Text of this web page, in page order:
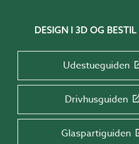
DESIGN I 3D OG BESTIL
Udestueguiden
Drivhusguiden
Glaspartiguiden